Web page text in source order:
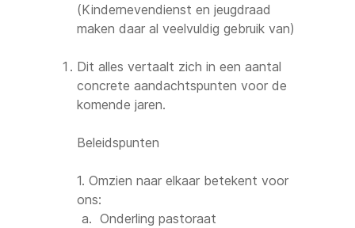
(Kindernevendienst en jeugdraad
maken daar al veelvuldig gebruik van)
Dit alles vertaalt zich in een aantal
concrete aandachtspunten voor de
komende jaren.
Beleidspunten
1. Omzien naar elkaar betekent voor
ons:
Onderling pastoraat